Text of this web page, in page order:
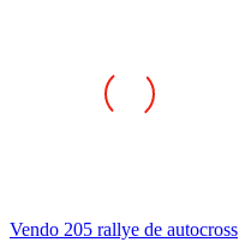
Vendo 205 rallye de autocross